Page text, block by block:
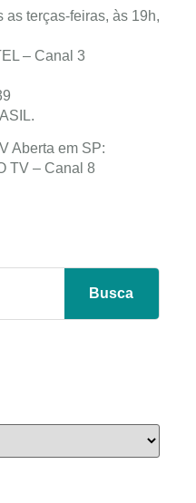
as terças-feiras, às 19h,
– Canal 3
Aberta em SP:
TV – Canal 8
Busca